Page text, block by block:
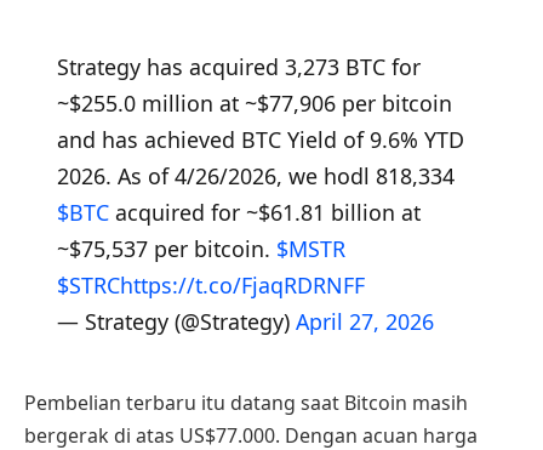
Strategy has acquired 3,273 BTC for
~$255.0 million at ~$77,906 per bitcoin
and has achieved BTC Yield of 9.6% YTD
2026. As of 4/26/2026, we hodl 818,334
$BTCacquired for ~$61.81 billion at
~$75,537 per bitcoin. $MSTR
$STRChttps://t.co/FjaqRDRNFF
— Strategy (@Strategy) April 27, 2026
Pembelian terbaru itu datang saat Bitcoin masih
bergerak di atas US$77.000. Dengan acuan harga